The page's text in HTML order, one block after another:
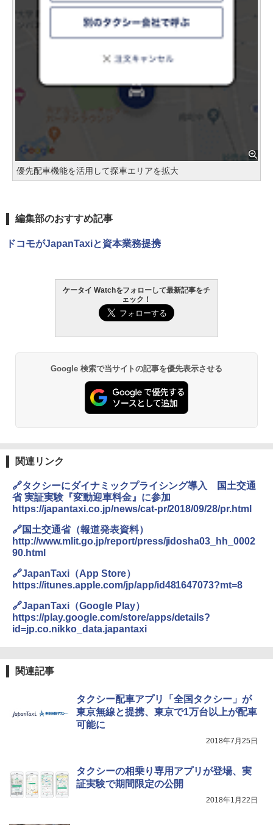
優先配車機能を活用して探車エリアを拡大
編集部のおすすめ記事
ドコモがJapanTaxiと資本業務提携
ケータイ Watchをフォローして最新記事をチ
ェック！
Google 検索で当サイトの記事を優先表示させる
関連リンク
🔗タクシーにダイナミックプライシング導入 国土交通
省 実証実験『変動迎車料金』に参加
https://japantaxi.co.jp/news/cat-pr/2018/09/28/pr.html
🔗国土交通省（報道発表資料）
http://www.mlit.go.jp/report/press/jidosha03_hh_0002
90.html
🔗JapanTaxi（App Store）
https://itunes.apple.com/jp/app/id481647073?mt=8
🔗JapanTaxi（Google Play）
https://play.google.com/store/apps/details?
id=jp.co.nikko_data.japantaxi
関連記事
タクシー配車アプリ「全国タクシー」が
東京無線と提携、東京で1万台以上が配車
可能に
2018年7月25日
タクシーの相乗り専用アプリが登場、実
証実験で期間限定の公開
2018年1月22日